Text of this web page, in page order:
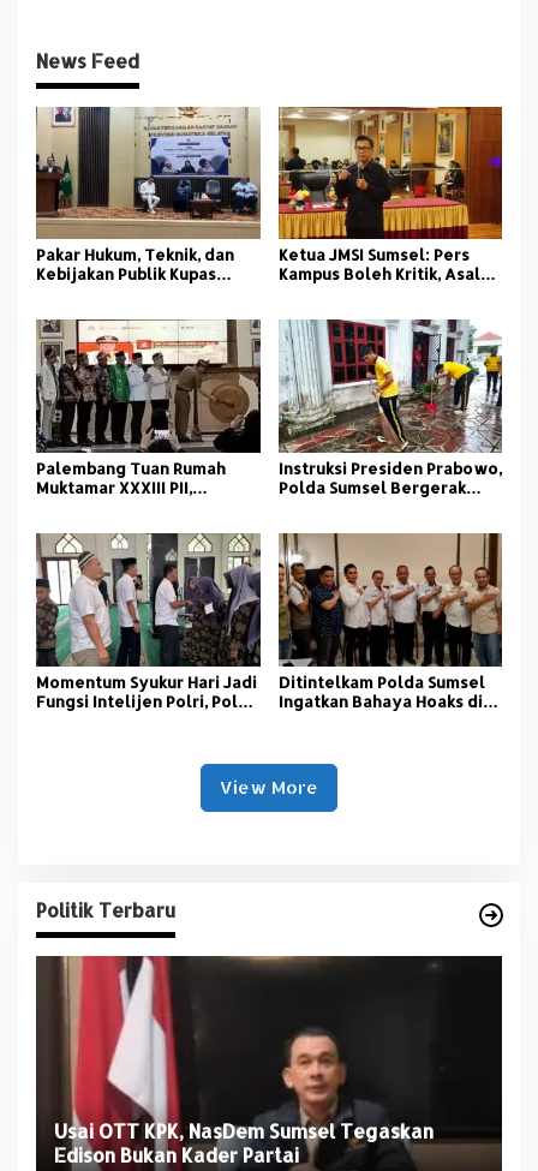
News Feed
Pakar Hukum, Teknik, dan
Kebijakan Publik Kupas
Ketua JMSI Sumsel: Pers
Kampus Boleh Kritik, Asal
Palembang Tuan Rumah
Muktamar XXXIII PII,
Instruksi Presiden Prabowo,
Polda Sumsel Bergerak
Momentum Syukur Hari Jadi
Fungsi Intelijen Polri, Polda
‎Ditintelkam Polda Sumsel
Ingatkan Bahaya Hoaks di
View More
Politik Terbaru
Usai OTT KPK, NasDem Sumsel Tegaskan
Edison Bukan Kader Partai